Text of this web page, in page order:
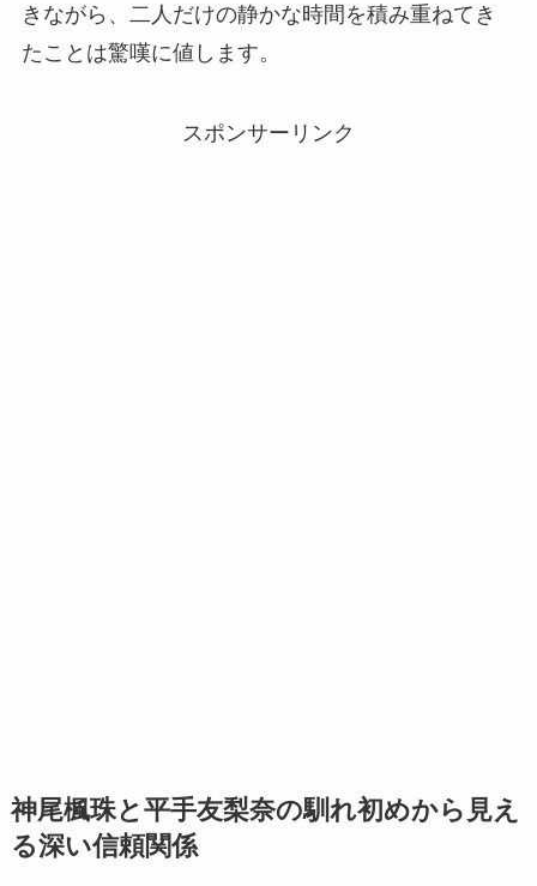
きながら、二人だけの静かな時間を積み重ねてき
たことは驚嘆に値します。
スポンサーリンク
神尾楓珠と平手友梨奈の馴れ初めから見え
る深い信頼関係